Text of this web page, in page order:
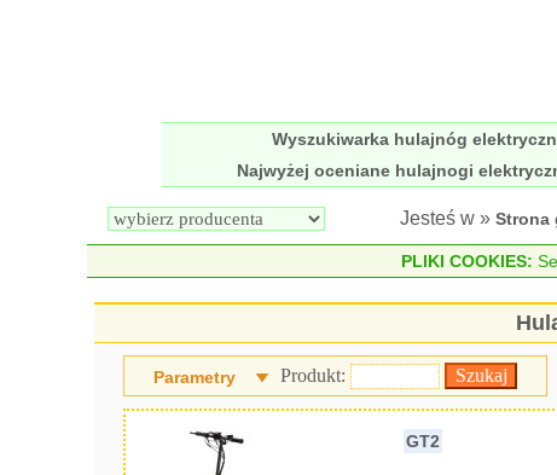
Wyszukiwarka hulajnóg
Najwyżej oceniane hulajnogi
Jesteś w » Strona
PLIKI COOKIES:
Parametry Produkt:
GT2